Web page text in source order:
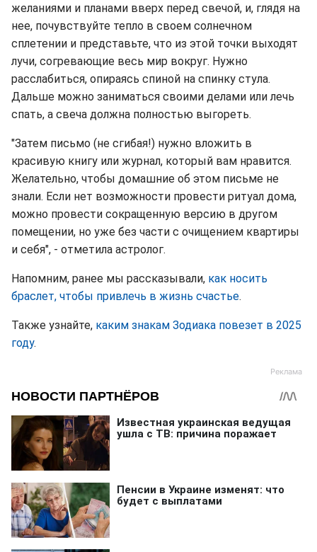
желаниями и планами вверх перед свечой, и, глядя на
нее, почувствуйте тепло в своем солнечном
сплетении и представьте, что из этой точки выходят
лучи, согревающие весь мир вокруг. Нужно
расслабиться, опираясь спиной на спинку стула.
Дальше можно заниматься своими делами или лечь
спать, а свеча должна полностью выгореть.
"Затем письмо (не сгибая!) нужно вложить в
красивую книгу или журнал, который вам нравится.
Желательно, чтобы домашние об этом письме не
знали. Если нет возможности провести ритуал дома,
можно провести сокращенную версию в другом
помещении, но уже без части с очищением квартиры
и себя", - отметила астролог.
Напомним, ранее мы рассказывали, как носить
браслет, чтобы привлечь в жизнь счастье.
Также узнайте, каким знакам Зодиака повезет в 2025
году.